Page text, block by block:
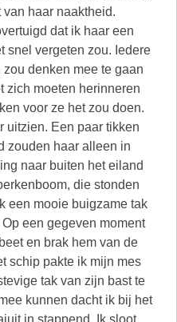
haar naaktheid.
dat ik haar een
snel vergeten zou. Iedere
denken mee te gaan
zich moeten herinneren
voor ze het zou doen.
uitzien. Een paar tikken
zouden haar alleen in
naar buiten het eiland
die stonden
een mooie buigzame tak
een gegeven moment
en brak hem van de
schip pakte ik mijn mes
tak van zijn bast te
kunnen dacht ik bij het
in stappend. Ik sloot